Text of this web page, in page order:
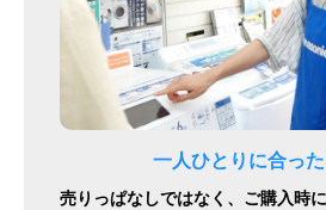
一人ひとりに合っ
売りっぱなしではなく、ご購入時